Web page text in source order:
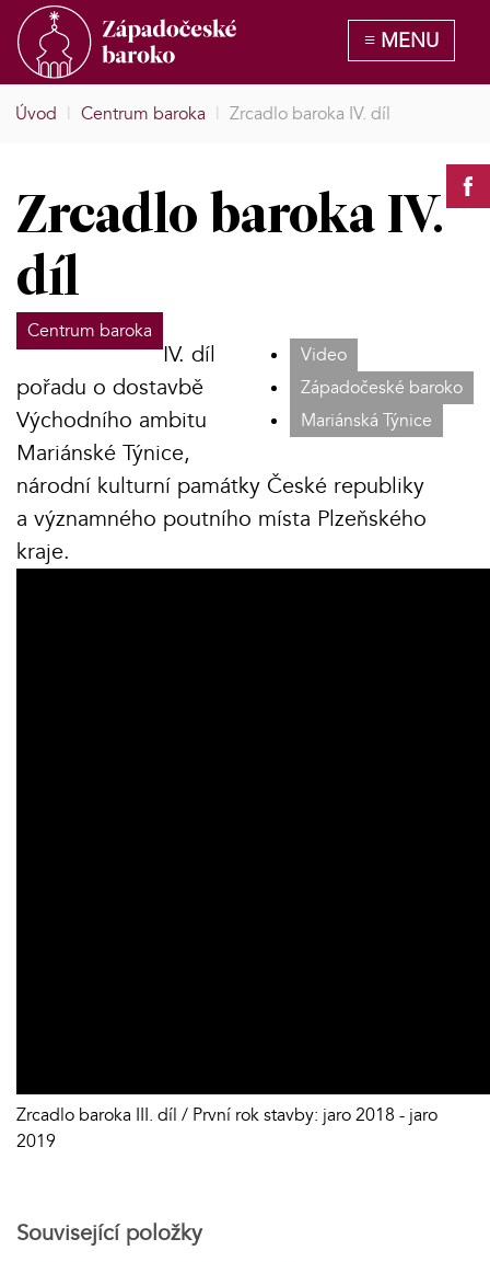
Úvod | Centrum baroka | Zrcadlo baroka IV. díl
Zrcadlo baroka IV.
díl
Centrum baroka
Video
Západočeské baroko
Mariánská Týnice
IV. díl
pořadu o dostavbě
Východního ambitu
Mariánské Týnice,
národní kulturní památky České republiky
a významného poutního místa Plzeňského
kraje.
Zrcadlo baroka III. díl / První rok stavby: jaro 2018 - jaro
2019
Související položky